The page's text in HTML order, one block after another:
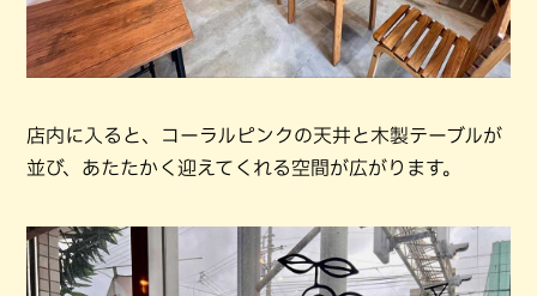
店内に入ると、コーラルピンクの天井と木製テーブルが
並び、あたたかく迎えてくれる空間が広がります。